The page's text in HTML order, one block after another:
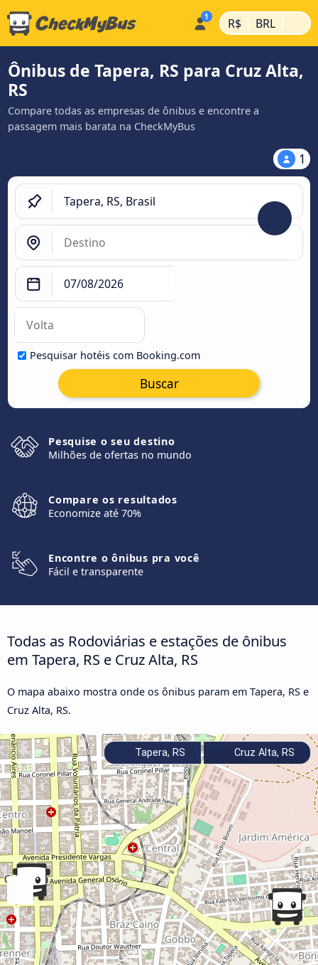
R$ | BRL |
Ônibus de Tapera, RS para Cruz Alta,
RS
Compare todas as empresas de ônibus e encontre a
passagem mais barata na CheckMyBus
1
Pesquisar hotéis com Booking.com
Buscar
Pesquise o seu destino
Milhões de ofertas no mundo
Compare os resultados
Economize até 70%
Encontre o ônibus pra você
Fácil e transparente
Todas as Rodoviárias e estações de ônibus
em Tapera, RS e Cruz Alta, RS
O mapa abaixo mostra onde os ônibus param em Tapera, RS e
Cruz Alta, RS.
Tapera, RS Cruz Alta, RS